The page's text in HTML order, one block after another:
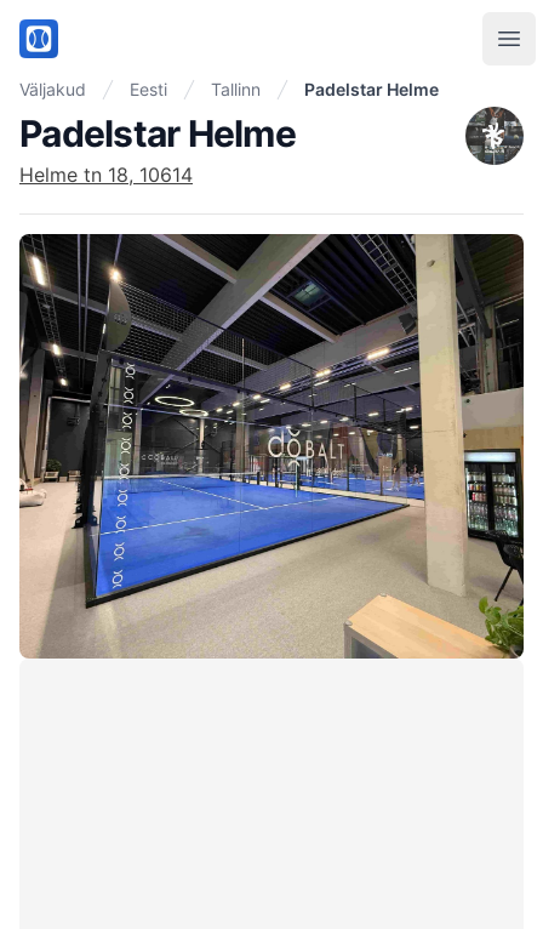
PadelMix
Väljakud Eesti Tallinn Padelstar Helme
Padelstar Helme
Helme tn 18, 10614